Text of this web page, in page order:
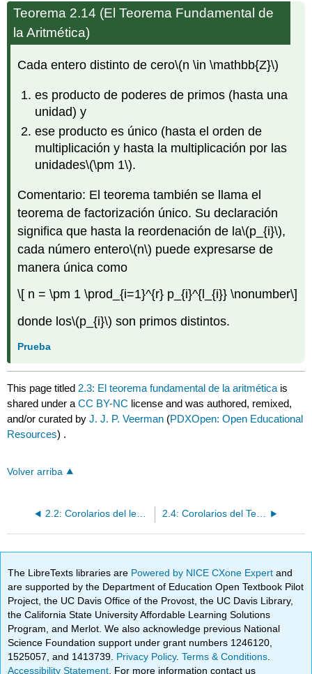
Teorema 2.14 (El Teorema Fundamental de
la Aritmética)
Cada entero distinto de cero\(n \in \mathbb{Z}\)
es producto de poderes de primos (hasta una
unidad) y
ese producto es único (hasta el orden de
multiplicación y hasta la multiplicación por las
unidades\(\pm 1\).
Comentario: El teorema también se llama el
teorema de factorización único. Su declaración
significa que hasta la reordenación de la\(p_{i}\),
cada número entero\(n\) puede expresarse de
manera única como
\[ n = \pm 1 \prod_{i=1}^{r} p_{i}^{l_{i}} \nonumber\]
donde los\(p_{i}\) son primos distintos.
Prueba
This page titled 2.3: El teorema fundamental de la aritmética is
shared under aCC BY-NC license and was authored, remixed,
and/or curated byJ. J. P. Veerman (PDXOpen: Open Educational
Resources) .
Volver arriba
2.2: Corolarios del lema de Be ́zout 2.4: Corolarios del Teorema Fundamental de la Aritmética
The LibreTexts libraries are Powered by NICE CXone Expertand
are supported by the Department of Education Open Textbook Pilot
Project, the UC Davis Office of the Provost, the UC Davis Library,
the California State University Affordable Learning Solutions
Program, and Merlot. We also acknowledge previous National
Science Foundation support under grant numbers 1246120,
1525057, and 1413739. Privacy Policy.Terms & Conditions
Accessibility Statement . For more information contact us